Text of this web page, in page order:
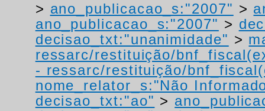
> ano_publicacao_s:"2007" >
ano_publicacao_s:"2007" >
decisao_txt:"unanimidade" >
ressarc/restituição/
- ressarc/restituição/
nome_relator_s:"Não
decisao_txt:"ao" >